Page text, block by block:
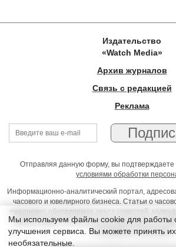
Издательство
«Watch Media»
Архив журналов
Связь с редакцией
Реклама
Отправляя данную форму, вы подтверждаете
условиями обработки
Информационно-аналитический портал,
часового и ювелирного бизнеса. Статьи о
ежедневно обновляемая лента новостей,
презентаций, on-line консультации юриста,
часовщиков и ювелиров
Мы используем файлы cookie для работы
улучшения сервиса. Вы можете принять
необязательные.